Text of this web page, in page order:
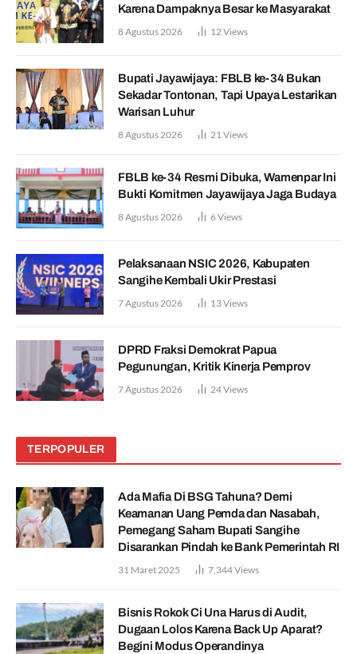
Karena Dampaknya Besar ke Masyarakat
8 Agustus 2026 12Views
Bupati Jayawijaya: FBLB ke-34 Bukan
Sekadar Tontonan, Tapi Upaya Lestarikan
Warisan Luhur
8 Agustus 2026 21Views
FBLB ke-34 Resmi Dibuka, Wamenpar Ini
Bukti Komitmen Jayawijaya Jaga Budaya
8 Agustus 2026 6Views
Pelaksanaan NSIC 2026, Kabupaten
Sangihe Kembali Ukir Prestasi
7 Agustus 2026 13Views
DPRD Fraksi Demokrat Papua
Pegunungan, Kritik Kinerja Pemprov
7 Agustus 2026 24Views
TERPOPULER
Ada Mafia Di BSG Tahuna? Demi
Keamanan Uang Pemda dan Nasabah,
Pemegang Saham Bupati Sangihe
Disarankan Pindah ke Bank Pemerintah RI
31 Maret 2025 7,344Views
Bisnis Rokok Ci Una Harus di Audit,
Dugaan Lolos Karena Back Up Aparat?
Begini Modus Operandinya